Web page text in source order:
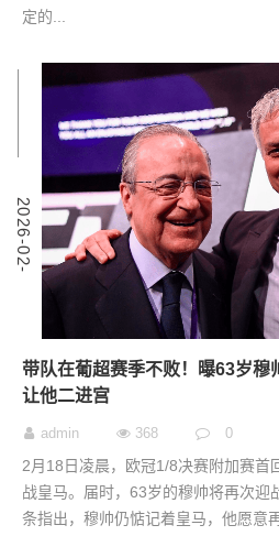
定的...
2
0
2
6
-
0
2
-
1
带队在葡超赛季不败！曝63岁穆
让他二进宫
admin 368 0
2月18日凌晨，欧冠1/8决赛附加赛首
战皇马。届时，63岁的穆帅将再次迎
条指出，穆帅仍惦记着皇马，他愿意